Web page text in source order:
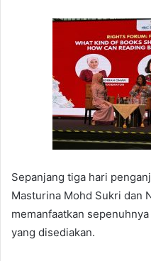
Sepanjang tiga hari
Masturina Mohd Sukri dan
memanfaatkan
yang disediakan.